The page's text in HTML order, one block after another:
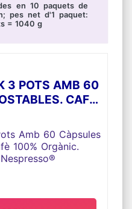
en 10 paquets de
pes net d'1 paquet:
= 1040 g
3 POTS AMB 60
CAFÈ